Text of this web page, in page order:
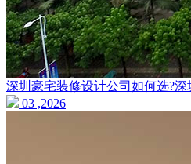
深圳豪宅装修设计公司如何选?深
03 ,2026